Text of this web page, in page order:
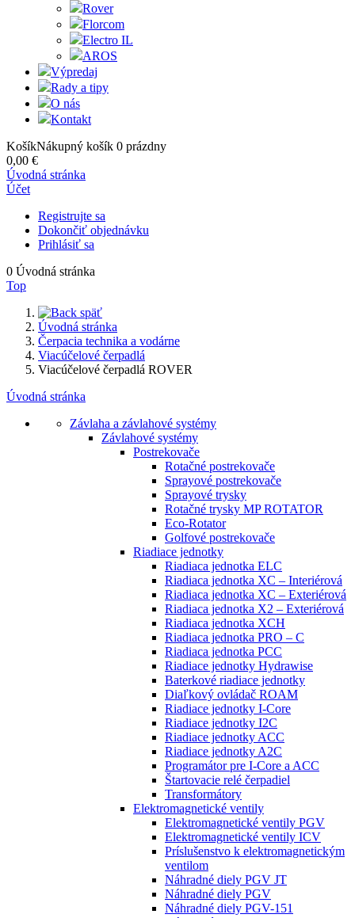
Rover
Florcom
Electro IL
AROS
Výpredaj
Rady a tipy
O nás
Kontakt
KošíkNákupný košík 0 prázdny
0,00 €
Úvodná stránka
Účet
Registrujte sa
Dokončiť objednávku
Prihlásiť sa
0 Úvodná stránka
Top
späť
Úvodná stránka
Čerpacia technika a vodárne
Viacúčelové čerpadlá
Viacúčelové čerpadlá ROVER
Úvodná stránka
Závlaha a závlahové systémy
Závlahové systémy
Postrekovače
Rotačné postrekovače
Sprayové postrekovače
Sprayové trysky
Rotačné trysky MP ROTATOR
Eco-Rotator
Golfové postrekovače
Riadiace jednotky
Riadiaca jednotka ELC
Riadiaca jednotka XC – Interiérová
Riadiaca jednotka XC – Exteriérová
Riadiaca jednotka X2 – Exteriérová
Riadiaca jednotka XCH
Riadiaca jednotka PRO – C
Riadiaca jednotka PCC
Riadiace jednotky Hydrawise
Baterkové riadiace jednotky
Diaľkový ovládač ROAM
Riadiace jednotky I-Core
Riadiace jednotky I2C
Riadiace jednotky ACC
Riadiace jednotky A2C
Programátor pre I-Core a ACC
Štartovacie relé čerpadiel
Transformátory
Elektromagnetické ventily
Elektromagnetické ventily PGV
Elektromagnetické ventily ICV
Príslušenstvo k elektromagnetickým
ventilom
Náhradné diely PGV JT
Náhradné diely PGV
Náhradné diely PGV-151